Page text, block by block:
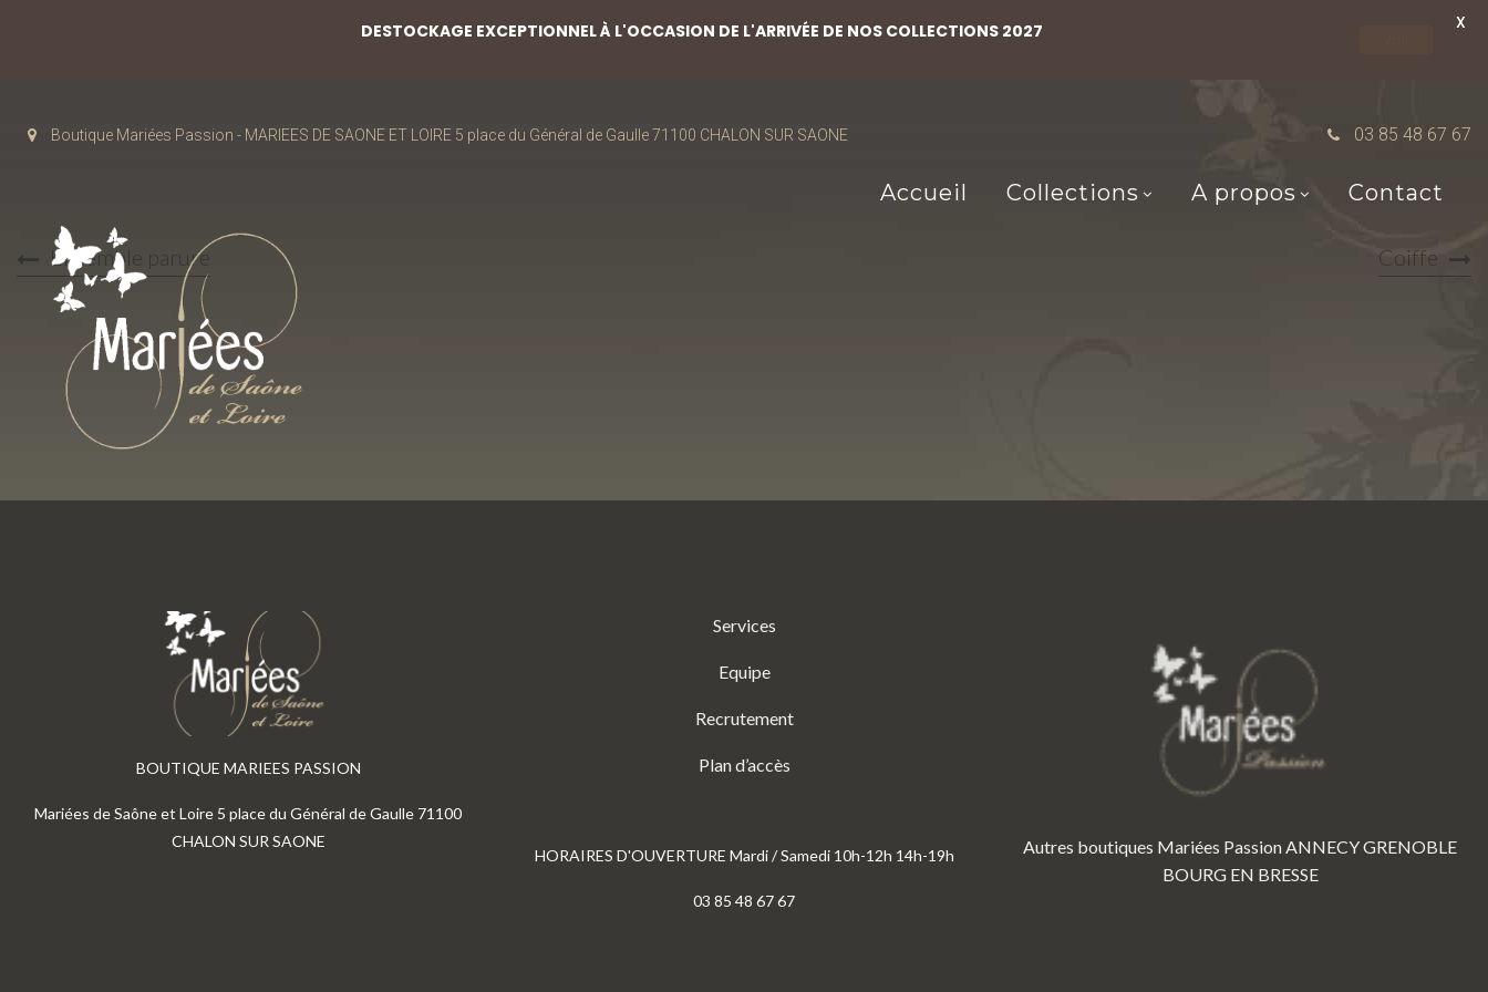
Boutique Mariées Passion - MARIEES DE SAONE ET LOIRE 5 place du Général de Gaulle 71100 CHALON SUR SAONE 03 85 48 67 67
Accueil Collections A propos Contact
Ensemble parure Coiffe
BOUTIQUE MARIEES PASSION
Mariées de Saône et Loire 5 place du Général de Gaulle 71100
CHALON SUR SAONE
Services
Equipe
Recrutement
Plan d’accès
HORAIRES D'OUVERTURE Mardi / Samedi 10h-12h 14h-19h
03 85 48 67 67
Autres boutiques Mariées PassionANNECYGRENOBLE
BOURG EN BRESSE
DESTOCKAGE EXCEPTIONNEL À L'OCCASION DE L'ARRIVÉE DE NOS COLLECTIONS 2027 X